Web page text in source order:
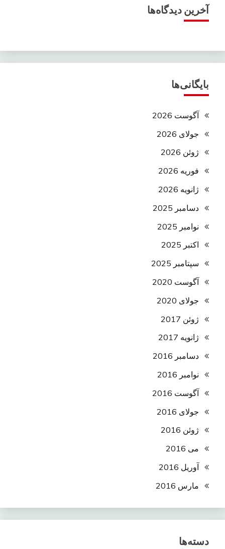
آخرین دیدگاه‌ها
بایگانی‌ها
آگوست 2026
جولای 2026
ژوئن 2026
فوریه 2026
ژانویه 2026
دسامبر 2025
نوامبر 2025
اکتبر 2025
سپتامبر 2025
آگوست 2020
جولای 2020
ژوئن 2017
ژانویه 2017
دسامبر 2016
نوامبر 2016
آگوست 2016
جولای 2016
ژوئن 2016
می 2016
آوریل 2016
مارس 2016
دسته‌ها